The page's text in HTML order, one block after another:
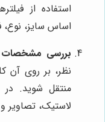
استفاده از
اساس سایز،
بررسی مشخصات
نظر، بر روی آن
منتقل شوید.
لاستیک، تصاویر